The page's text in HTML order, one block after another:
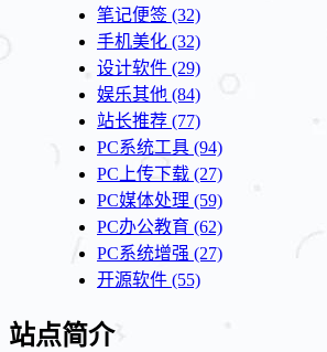
笔记便签 (32)
手机美化 (32)
设计软件 (29)
娱乐其他 (84)
站长推荐 (77)
PC系统工具 (94)
PC上传下载 (27)
PC媒体处理 (59)
PC办公教育 (62)
PC系统增强 (27)
开源软件 (55)
站点简介